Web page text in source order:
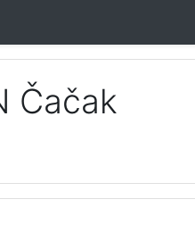
Čačak